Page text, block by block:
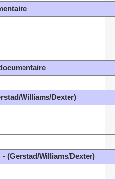
Williams/Dexter)
- (Gerstad/Williams/Dexter)